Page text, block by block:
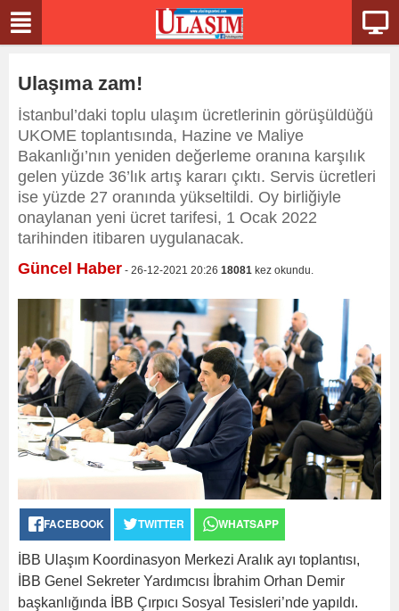
Ulaşıma zam!
İstanbul’daki toplu ulaşım ücretlerinin görüşüldüğü
UKOME toplantısında, Hazine ve Maliye
Bakanlığı’nın yeniden değerleme oranına karşılık
gelen yüzde 36’lık artış kararı çıktı. Servis ücretleri
ise yüzde 27 oranında yükseltildi. Oy birliğiyle
onaylanan yeni ücret tarifesi, 1 Ocak 2022
tarihinden itibaren uygulanacak.
Güncel Haber - 26-12-2021 20:26 18081 kez okundu.
FACEBOOK TWITTER WHATSAPP
İBB Ulaşım Koordinasyon Merkezi Aralık ayı toplantısı,
İBB Genel Sekreter Yardımcısı İbrahim Orhan Demir
başkanlığında İBB Çırpıcı Sosyal Tesisleri’nde yapıldı.